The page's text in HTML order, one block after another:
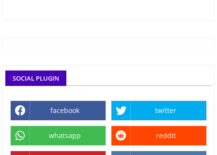
SOCIAL PLUGIN
facebook twitter
whatsapp reddit